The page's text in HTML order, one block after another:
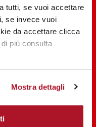
tutti, se vuoi accettare
se invece vuoi
da accettare clicca
più consulta
Mostra dettagli